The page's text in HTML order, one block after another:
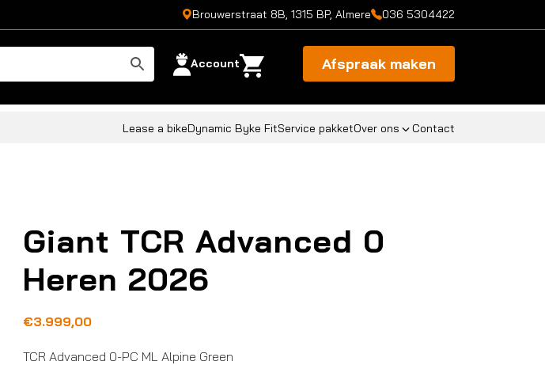
Brouwerstraat 8B, 1315 BP, Almere 036 5304422
Account Afspraak maken
Lease a bikeDynamic Byke FitService pakketOver ons Contact
Giant TCR Advanced 0
Heren 2026
€3.999,00
TCR Advanced 0-PC ML Alpine Green